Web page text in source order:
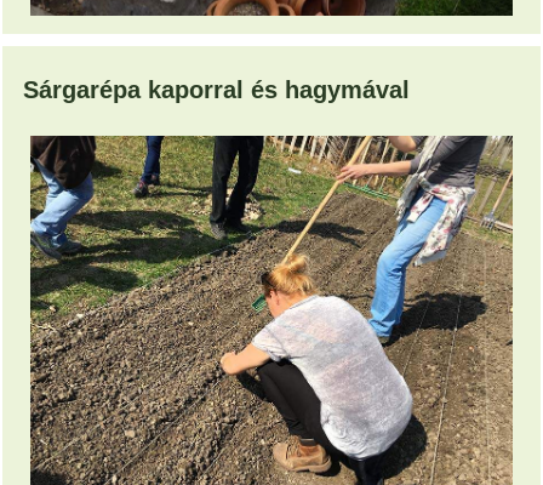
Sárgarépa kaporral és hagymával